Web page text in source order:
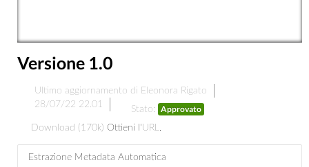
Versione 1.0
Ultimo aggiornamento di Eleonora Rigato
28/07/22 22.01
Stato: Approvato
Download (170k) Ottieni l'URL.
Estrazione Metadata Automatica